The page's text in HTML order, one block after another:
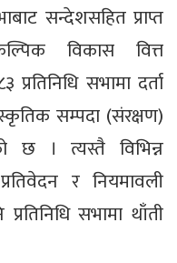
सन्देशसहित प्राप्त
विकास वित्त
सभामा दर्ता
सम्पदा (संरक्षण)
छ । त्यस्तै विभिन्न
र नियमावली
सभामा थाँती